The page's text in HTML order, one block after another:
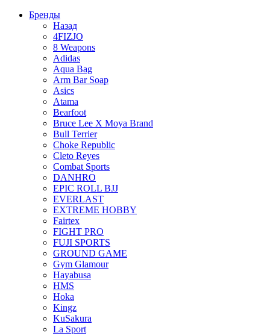
Бренды
Назад
4FIZJO
8 Weapons
Adidas
Aqua Bag
Arm Bar Soap
Asics
Atama
Bearfoot
Bruce Lee X Moya Brand
Bull Terrier
Choke Republic
Cleto Reyes
Combat Sports
DANHRO
EPIC ROLL BJJ
EVERLAST
EXTREME HOBBY
Fairtex
FIGHT PRO
FUJI SPORTS
GROUND GAME
Gym Glamour
Hayabusa
HMS
Hoka
Kingz
KuSakura
La Sport